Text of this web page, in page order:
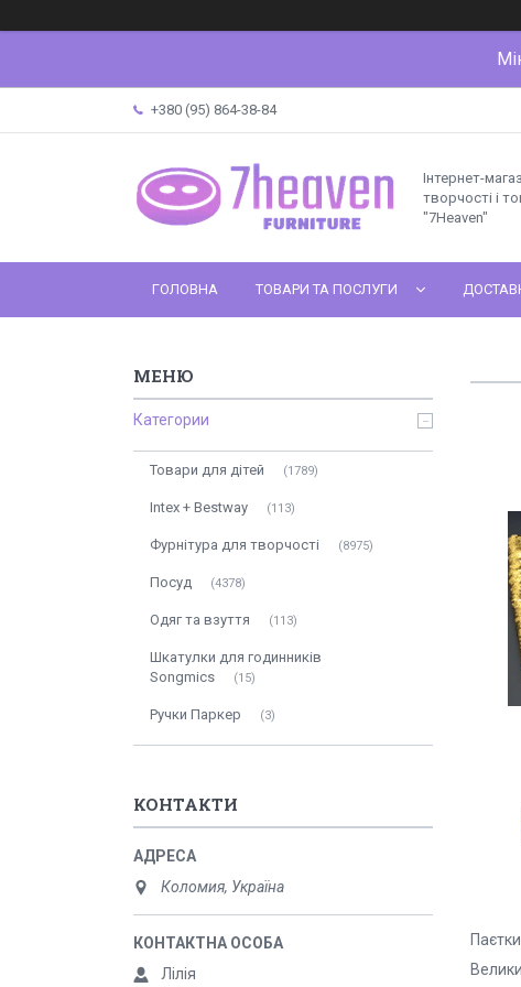
+380 (95) 864-38-84
Інтернет-
творчості і
"7Heaven"
ГОЛОВНА ТОВАРИ ТА ПОСЛУГИ
Категории
Товари для дітей 1789
Intex + Bestway 113
Фурнітура для творчості 8975
Посуд 4378
Одяг та взуття 113
Шкатулки для годинників
Songmics
15
Ручки Паркер 3
КОНТАКТИ
Коломия, Україна
Лілія